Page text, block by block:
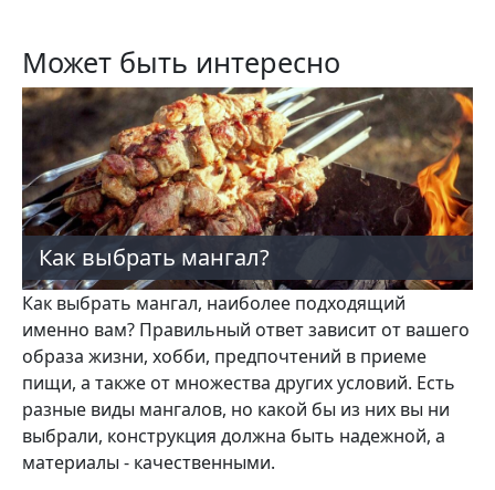
Может быть интересно
Как выбрать мангал?
Как выбрать мангал, наиболее подходящий
именно вам? Правильный ответ зависит от вашего
образа жизни, хобби, предпочтений в приеме
пищи, а также от множества других условий. Есть
разные виды мангалов, но какой бы из них вы ни
выбрали, конструкция должна быть надежной, а
материалы - качественными.